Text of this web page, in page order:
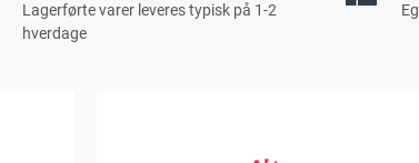
Lagerførte varer leveres typisk på 1-2
hverdage